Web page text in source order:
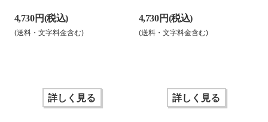
4,730 円(税込)
(送料・文字料金含む)
詳しく見る
4,730 円(税込)
(送料・文字料金含む)
詳しく見る